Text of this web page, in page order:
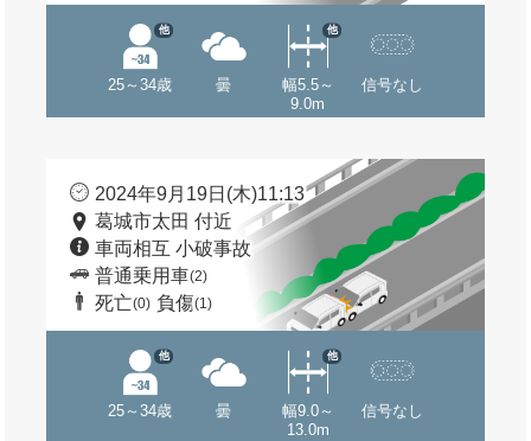
25～34歳
他
曇
幅5.5～
9.0m
他
信号なし
2024年9月19日(木)11:13
葛城市太田 付近
車両相互 小破事故
普通乗用車(2)
死亡(0) 負傷(1)
25～34歳
他
曇
幅9.0～
13.0m
他
信号なし